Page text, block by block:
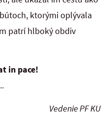
ktorými oplývala
patrí hlboký obdiv
in pace!
Vedenie PF KU